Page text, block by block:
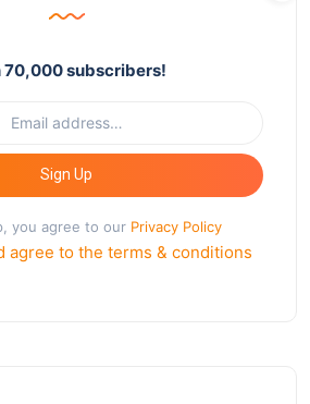
70,000 subscribers!
Sign Up
you agree to our Privacy Policy
agree to the terms & conditions